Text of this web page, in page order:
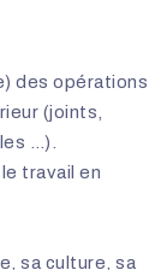
des opérations
(joints,
…).
travail en
sa culture, sa